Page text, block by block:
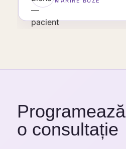
Programează
o consultație